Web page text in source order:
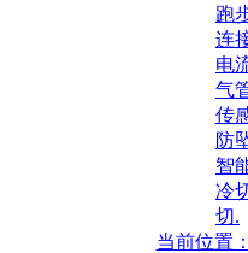
跑
连
电
气
传
防
智
冷
切.
当前位置